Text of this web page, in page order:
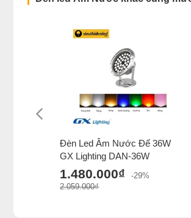
Đèn Led Âm Nước Đế 36W
GX Lighting DAN-36W
1.480.000₫
-29%
2.059.000₫